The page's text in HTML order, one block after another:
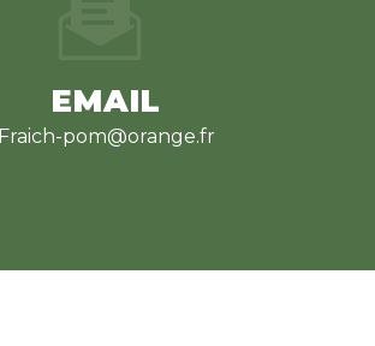
EMAIL
fraich-pom@orange.fr